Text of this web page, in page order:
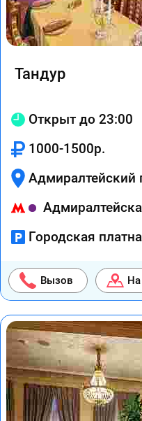
Тандур
Открыт до 23:00
1000-1500р.
Адмиралтейский
Городская
Вызов На